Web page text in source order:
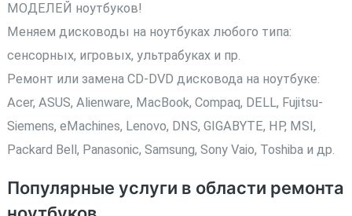
МОДЕЛЕЙ ноутбуков!
Меняем дисководы на ноутбуках любого типа:
сенсорных, игровых, ультрабуках и пр.
Ремонт или замена CD-DVD дисковода на ноутбуке:
Acer, ASUS, Alienware, MacBook, Compaq, DELL, Fujitsu-
Siemens, eMachines, Lenovo, DNS, GIGABYTE, HP, MSI,
Packard Bell, Panasonic, Samsung, Sony Vaio, Toshiba и др.
Популярные услуги в области ремонта